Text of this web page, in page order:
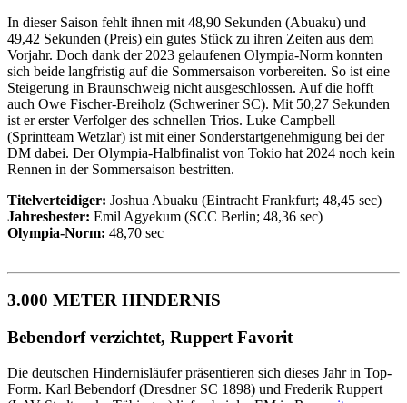
In dieser Saison fehlt ihnen mit 48,90 Sekunden (Abuaku) und
49,42 Sekunden (Preis) ein gutes Stück zu ihren Zeiten aus dem
Vorjahr. Doch dank der 2023 gelaufenen Olympia-Norm konnten
sich beide langfristig auf die Sommersaison vorbereiten. So ist eine
Steigerung in Braunschweig nicht ausgeschlossen. Auf die hofft
auch Owe Fischer-Breiholz (Schweriner SC). Mit 50,27 Sekunden
ist er erster Verfolger des schnellen Trios. Luke Campbell
(Sprintteam Wetzlar) ist mit einer Sonderstartgenehmigung bei der
DM dabei. Der Olympia-Halbfinalist von Tokio hat 2024 noch kein
Rennen in der Sommersaison bestritten.
Titelverteidiger: Joshua Abuaku (Eintracht Frankfurt; 48,45 sec)
Jahresbester: Emil Agyekum (SCC Berlin; 48,36 sec)
Olympia-Norm: 48,70 sec
3.000 METER HINDERNIS
Bebendorf verzichtet, Ruppert Favorit
Die deutschen Hindernisläufer präsentieren sich dieses Jahr in Top-
Form. Karl Bebendorf (Dresdner SC 1898) und Frederik Ruppert